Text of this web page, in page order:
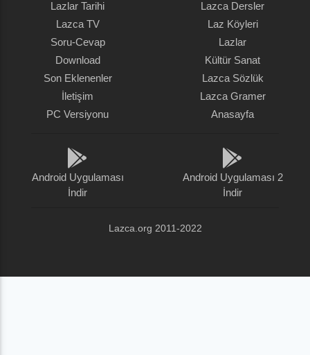
Lazlar Tarihi
Lazca TV
Soru-Cevap
Download
Son Eklenenler
İletişim
PC Versiyonu
Lazca Dersler
Laz Köyleri
Lazlar
Kültür Sanat
Lazca Sözlük
Lazca Gramer
Anasayfa
Android Uygulaması
İndir
Android Uygulaması 2
İndir
Lazca.org 2011-2022